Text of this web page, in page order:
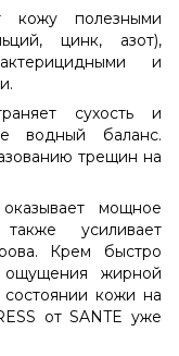
кожу полезными
цинк, азот),
и
сухость и
водный баланс.
трещин на
мощное
усиливает
Крем быстро
ощущения жирной
кожи на
от SANTE уже